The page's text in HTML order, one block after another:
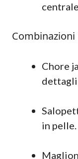
Chore
in pelle.